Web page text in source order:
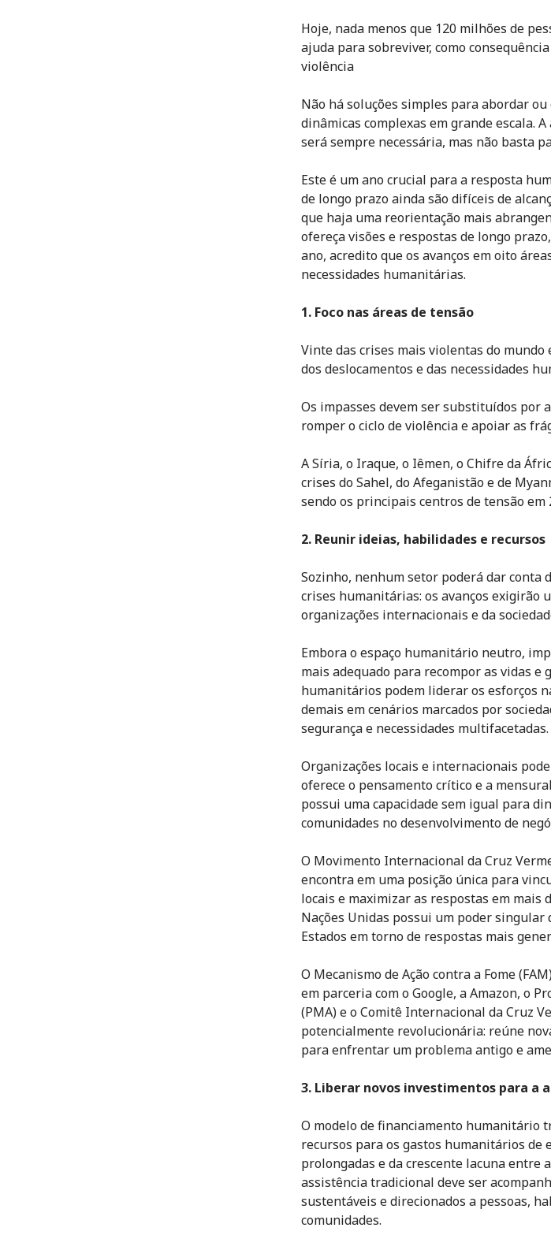
Hoje, nada menos que 120 milhões de
ajuda para sobreviver, como
violência
Não há soluções simples para abordar
dinâmicas complexas em grande escala.
será sempre necessária, mas não basta
Este é um ano crucial para a resposta
de longo prazo ainda são difíceis de
que haja uma reorientação mais
ofereça visões e respostas de longo
ano, acredito que os avanços em oito
necessidades humanitárias.
1. Foco nas áreas de tensão
Vinte das crises mais violentas do mundo
dos deslocamentos e das necessidades
Os impasses devem ser substituídos por
romper o ciclo de violência e apoiar as
A Síria, o Iraque, o Iêmen, o Chifre da
crises do Sahel, do Afeganistão e de
sendo os principais centros de tensão em
2. Reunir ideias, habilidades e recursos
Sozinho, nenhum setor poderá dar conta
crises humanitárias: os avanços exigirão
organizações internacionais e da
Embora o espaço humanitário neutro,
mais adequado para recompor as vidas
humanitários podem liderar os esforços
demais em cenários marcados por
segurança e necessidades multifacetadas.
Organizações locais e internacionais
oferece o pensamento crítico e a
possui uma capacidade sem igual para
comunidades no desenvolvimento de
O Movimento Internacional da Cruz
encontra em uma posição única para
locais e maximizar as respostas em mais
Nações Unidas possui um poder singular
Estados em torno de respostas mais
O Mecanismo de Ação contra a Fome
em parceria com o Google, a Amazon, o
(PMA) e o Comitê Internacional da Cruz
potencialmente revolucionária: reúne
para enfrentar um problema antigo e
3. Liberar novos investimentos para a
O modelo de financiamento humanitário
recursos para os gastos humanitários de
prolongadas e da crescente lacuna entre
assistência tradicional deve ser
sustentáveis e direcionados a pessoas,
comunidades.